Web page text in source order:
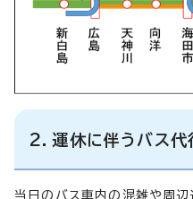
2．運休に伴うバス代
当日のバス車内の混雑や周辺